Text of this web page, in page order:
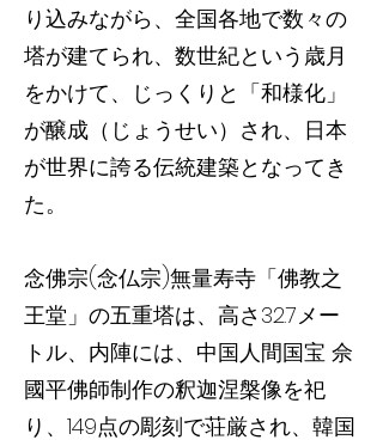
り込みながら、全国各地で数々の
塔が建てられ、数世紀という歳月
をかけて、じっくりと「和様化」
が醸成（じょうせい）され、日本
が世界に誇る伝統建築となってき
た。
念佛宗(念仏宗)無量寿寺「佛教之
王堂」の五重塔は、高さ32.7メー
トル、内陣には、中国人間国宝 佘
國平佛師制作の釈迦涅槃像を祀
り、149点の彫刻で荘厳され、韓国